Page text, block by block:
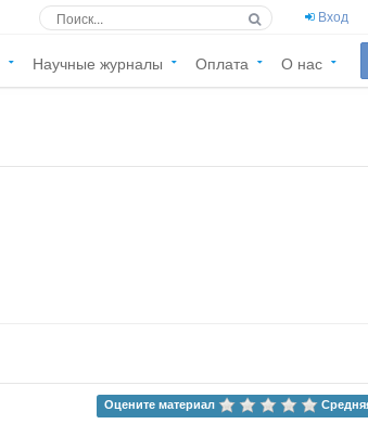
Вход
Научные журналы Оплата О нас
Оцените материал